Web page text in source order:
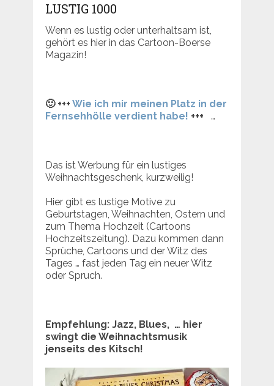
LUSTIG 1000
Wenn es lustig oder unterhaltsam ist,
gehört es hier in das Cartoon-Boerse
Magazin!
🙂 +++ Wie ich mir meinen Platz in der
Fernsehhölle verdient habe! +++ …
Das ist Werbung für ein lustiges
Weihnachtsgeschenk, kurzweilig!
Hier gibt es lustige Motive zu
Geburtstagen, Weihnachten, Ostern und
zum Thema Hochzeit (Cartoons
Hochzeitszeitung). Dazu kommen dann
Sprüche, Cartoons und der Witz des
Tages … fast jeden Tag ein neuer Witz
oder Spruch.
Empfehlung: Jazz, Blues, … hier
swingt die Weihnachtsmusik
jenseits des Kitsch!